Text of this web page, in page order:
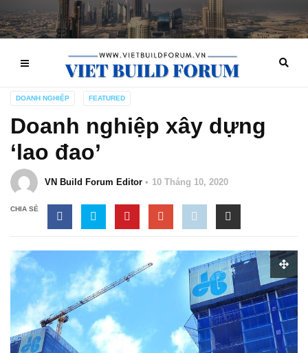
DOANH NGHIỆP FEATURED
Doanh nghiệp xây dựng
‘lao đao’
VN Build Forum Editor 10 Tháng 10, 2020
CHIA SẺ